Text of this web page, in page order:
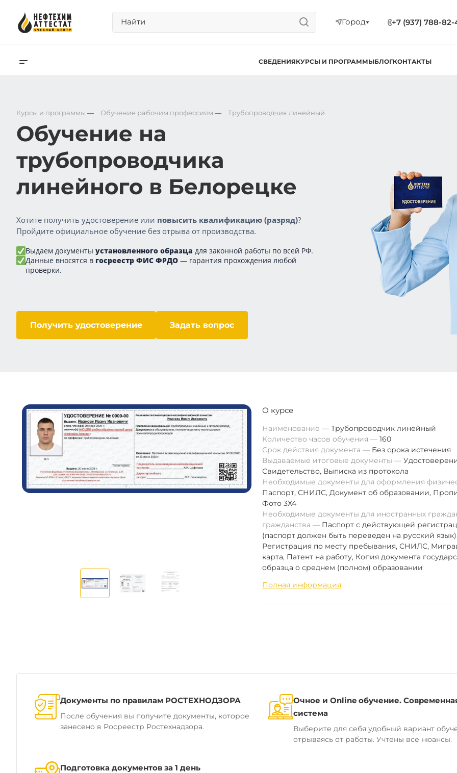
Город +7 (937) 788-82-
СВЕДЕНИЯКУРСЫ И ПРОГРАММЫБЛОГКОНТАКТЫ
Курсы и программы — Обучение рабочим профессиям — Трубопроводчик линейный
Обучение на
трубопроводчика
линейного в Белорецке
Хотите получить удостоверение или повысить квалификацию (разряд)?
Пройдите официальное обучение без отрыва от производства.
Выдаем документы установленного образца для законной работы по всей РФ.
Данные вносятся в госреестр ФИС ФРДО — гарантия прохождения любой
проверки.
Получить удостоверение Задать вопрос
О курсе
Наименование
Трубопроводчик линейный
Количество часов обучения
160
Срок действия документа
Без срока истечения
Выдаваемые итоговые документы
Свидетельство, Выписка из протокола
Необходимые документы для оформления
Паспорт, СНИЛС, Документ об образовании,
Фото 3Х4
Необходимые документы для иностранных
гражданства
Паспорт с действующей
(паспорт должен быть переведен на русский
Регистрация по месту пребывания, СНИЛС,
карта, Патент на работу, Копия документа
образца о среднем (полном) образовании
Полная информация
Документы по правилам РОСТЕХНОДЗОРА
После обучения вы получите документы, которое
занесено в Росреестр Ростехнадзора.
Очное и Online обучение.
система
Выберите для себя удобный вариант
отрываясь от работы. Учтены все нюансы.
Подготовка документов за 1 день